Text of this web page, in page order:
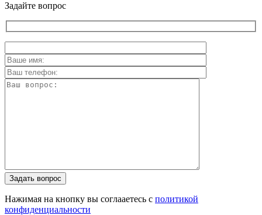
Задайте вопрос
Задать вопрос
Нажимая на кнопку вы соглааетесь с политикой
конфиденциальности